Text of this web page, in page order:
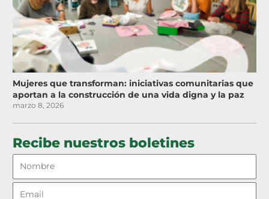
Mujeres que transforman: iniciativas comunitarias que
aportan a la construcción de una vida digna y la paz
marzo 8, 2026
Recibe nuestros boletines